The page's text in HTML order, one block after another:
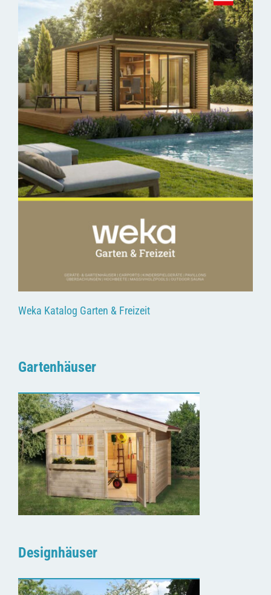
Weka Katalog Garten & Freizeit
Gartenhäuser
Designhäuser